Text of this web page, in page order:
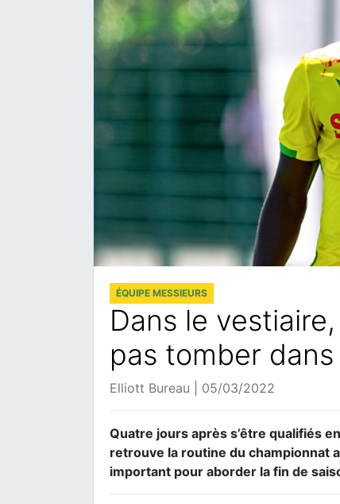
ÉQUIPE MESSIEURS
Dans le
pas tomber dans
Elliott Bureau | 05/03/2022
Quatre jours après s’être qualifiés
retrouve la routine du championnat
important pour aborder la fin de